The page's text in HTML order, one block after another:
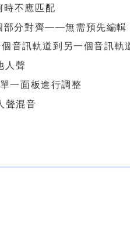
不應匹配
分對齊——無需預先編輯
音訊軌道到另一個音訊軌
人聲
一面板進行調整
聲混音